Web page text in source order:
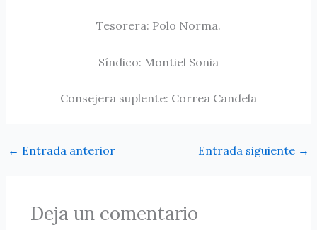
Tesorera: Polo Norma.
Síndico: Montiel Sonia
Consejera suplente: Correa Candela
← Entrada anterior Entrada siguiente →
Deja un comentario